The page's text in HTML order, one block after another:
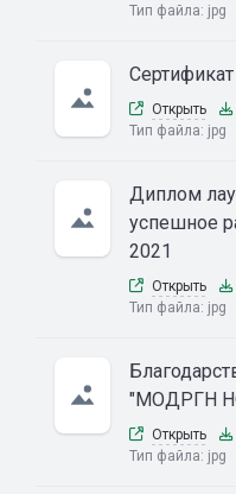
Тип файла: jpg
Открыть
Тип файла: jpg
Диплом
успешное
2021
Открыть
Тип файла: jpg
"МОДРГН
Открыть
Тип файла: jpg